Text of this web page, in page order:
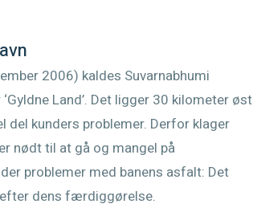
2006) kaldes Suvarnabhumi
Land’. Det ligger 30 kilometer øst
del kunders problemer. Derfor klager
nødt til at gå og mangel på
problemer med banens asfalt: Det
dens færdiggørelse.